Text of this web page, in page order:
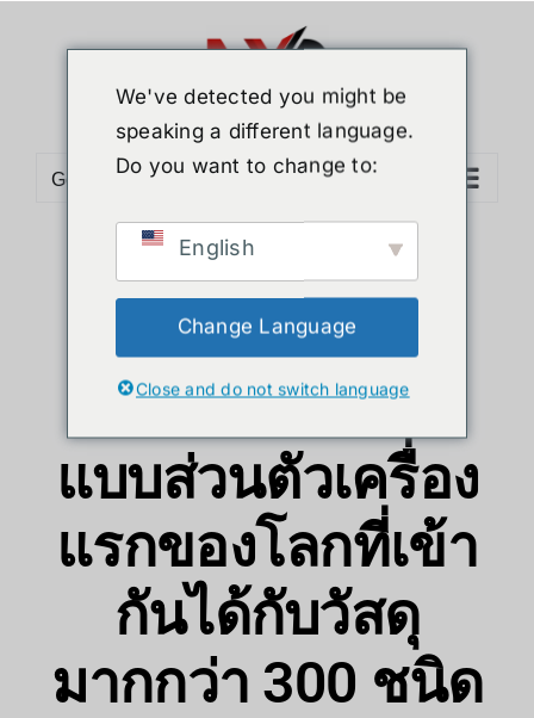
Go to...
eufyMake UV
Printer E1:
เครื่องพิมพ์ UV
แบบส่วนตัวเครื่อง
แรกของโลกที่เข้า
กันได้กับวัสดุ
มากกว่า 300 ชนิด
We've detected you might be
speaking a different language.
Do you want to change to:
English
Change Language
Close and do not switch language